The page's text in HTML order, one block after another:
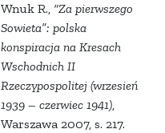
Wnuk R., “Za pierwszego
Sowieta”: polska
konspiracja na Kresach
Wschodnich II
Rzeczypospolitej (wrzesień
1939 – czerwiec 1941),
Warszawa 2007, s. 217.